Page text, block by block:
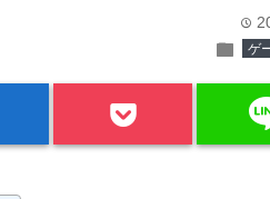
time
folder ゲ